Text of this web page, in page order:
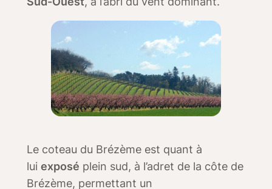
Le coteau du Brézème est quant à
lui exposé plein sud, à l’adret de la côte de
Brézème, permettant un